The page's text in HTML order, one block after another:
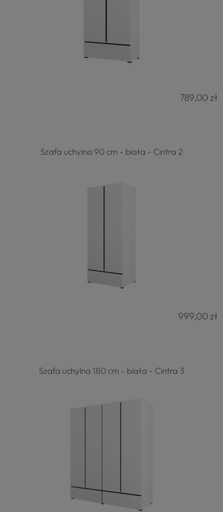
789,00 zł
Szafa uchylna 90 cm - biała - Cintra 2
999,00 zł
Szafa uchylna 180 cm - biała - Cintra 3